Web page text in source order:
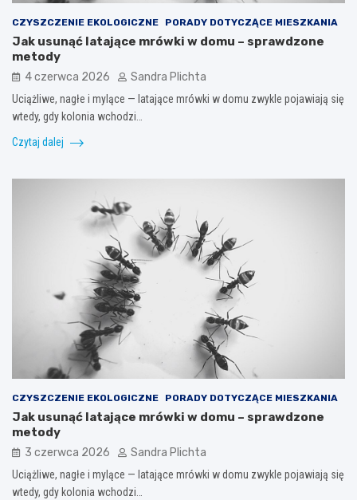
CZYSZCZENIE EKOLOGICZNE PORADY DOTYCZĄCE MIESZKANIA
Jak usunąć latające mrówki w domu – sprawdzone
metody
4 czerwca 2026 Sandra Plichta
Uciążliwe, nagłe i mylące — latające mrówki w domu zwykle pojawiają się
wtedy, gdy kolonia wchodzi…
Czytaj dalej
CZYSZCZENIE EKOLOGICZNE PORADY DOTYCZĄCE MIESZKANIA
Jak usunąć latające mrówki w domu – sprawdzone
metody
3 czerwca 2026 Sandra Plichta
Uciążliwe, nagłe i mylące — latające mrówki w domu zwykle pojawiają się
wtedy, gdy kolonia wchodzi…